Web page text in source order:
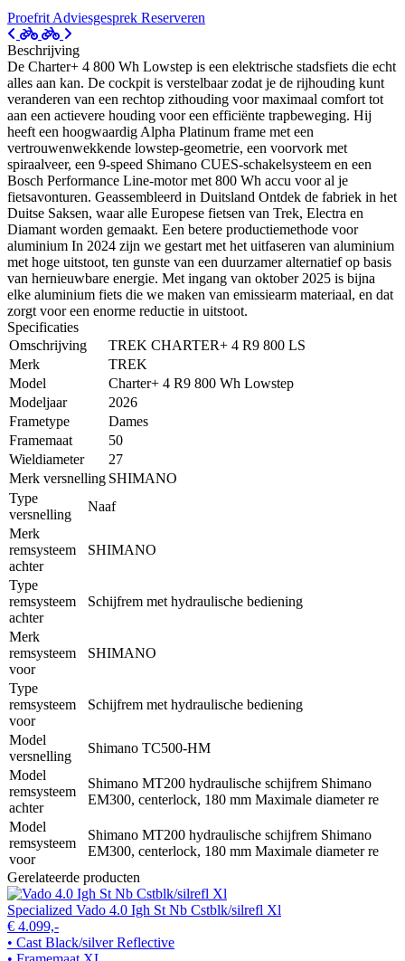
Proefrit Adviesgesprek Reserveren
Beschrijving
De Charter+ 4 800 Wh Lowstep is een elektrische stadsfiets die echt
alles aan kan. De cockpit is verstelbaar zodat je de rijhouding kunt
veranderen van een rechtop zithouding voor maximaal comfort tot
aan een actievere houding voor een efficiënte trapbeweging. Hij
heeft een hoogwaardig Alpha Platinum frame met een
vertrouwenwekkende lowstep-geometrie, een voorvork met
spiraalveer, een 9-speed Shimano CUES-schakelsysteem en een
Bosch Performance Line-motor met 800 Wh accu voor al je
fietsavonturen. Geassembleerd in Duitsland Ontdek de fabriek in het
Duitse Saksen, waar alle Europese fietsen van Trek, Electra en
Diamant worden gemaakt. Een betere productiemethode voor
aluminium In 2024 zijn we gestart met het uitfaseren van aluminium
met hoge uitstoot, ten gunste van een duurzamer alternatief op basis
van hernieuwbare energie. Met ingang van oktober 2025 is bijna
elke aluminium fiets die we maken van emissiearm materiaal, en dat
zorgt voor een enorme reductie in uitstoot.
Specificaties
Omschrijving
TREK CHARTER+ 4 R9 800 LS
Merk
TREK
Model
Charter+ 4 R9 800 Wh Lowstep
Modeljaar
2026
Frametype
Dames
Framemaat
50
Wieldiameter
27
Merk versnelling SHIMANO
Type
versnelling
Naaf
Merk
remsysteem
achter
SHIMANO
Type
remsysteem
achter
Schijfrem met hydraulische bediening
Merk
remsysteem
voor
SHIMANO
Type
remsysteem
voor
Schijfrem met hydraulische bediening
Model
versnelling
Shimano TC500-HM
Model
remsysteem
achter
Shimano MT200 hydraulische schijfrem Shimano
EM300, centerlock, 180 mm Maximale diameter re
Model
remsysteem
voor
Shimano MT200 hydraulische schijfrem Shimano
EM300, centerlock, 180 mm Maximale diameter re
Gerelateerde producten
Specialized Vado 4.0 Igh St Nb Cstblk/silrefl Xl
€ 4.099,-
• Cast Black/silver Reflective